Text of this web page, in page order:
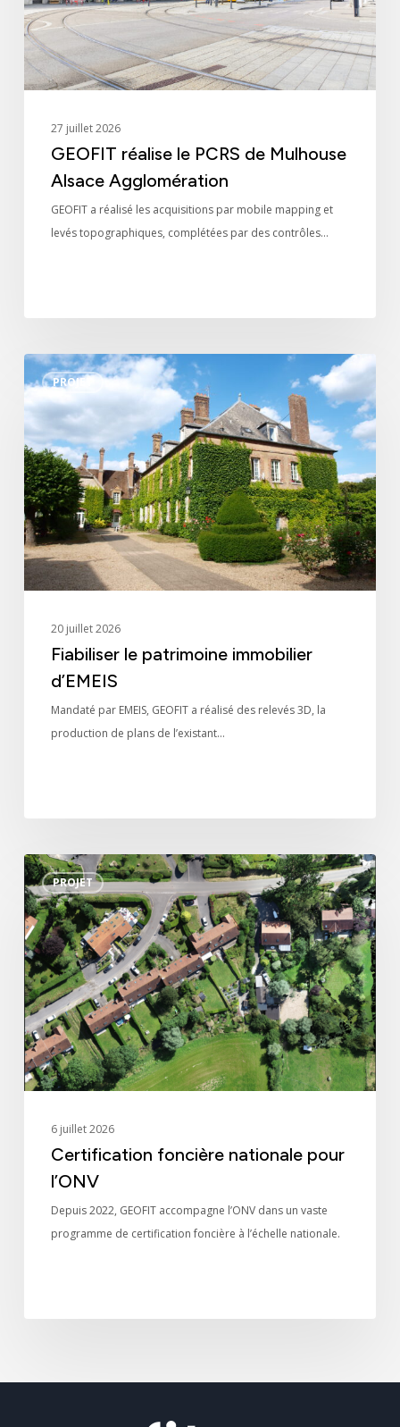
Agglomération
27 juillet 2026
GEOFIT réalise le PCRS de Mulhouse
Alsace Agglomération
GEOFIT a réalisé les acquisitions par mobile mapping et
levés topographiques, complétées par des contrôles…
PROJET
Fiabiliser
le
patrimoine
immobilier
d’EMEIS
20 juillet 2026
Fiabiliser le patrimoine immobilier
d’EMEIS
Mandaté par EMEIS, GEOFIT a réalisé des relevés 3D, la
production de plans de l’existant…
PROJET
Certification
foncière
nationale
pour
l’ONV
6 juillet 2026
Certification foncière nationale pour
l’ONV
Depuis 2022, GEOFIT accompagne l’ONV dans un vaste
programme de certification foncière à l’échelle nationale.